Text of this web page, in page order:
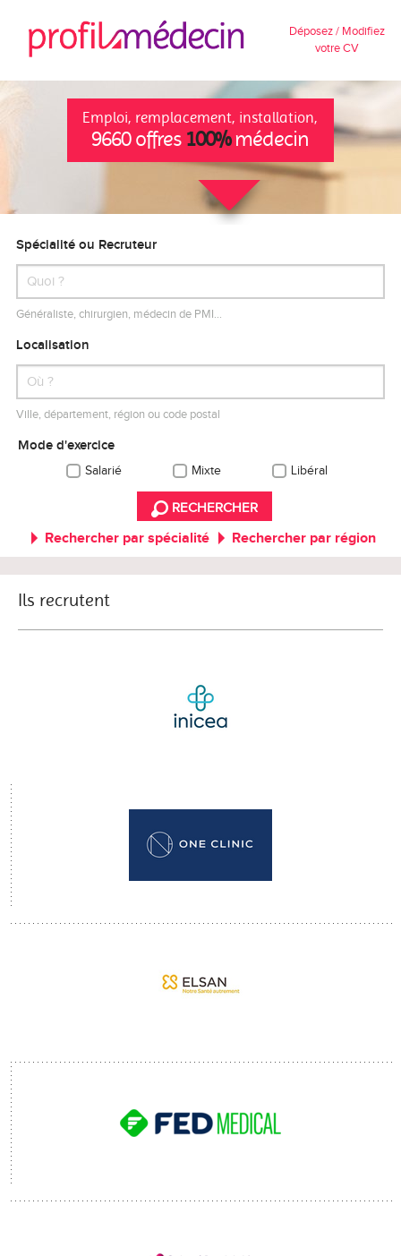
Déposez / Modifiez
votre CV
Emploi, remplacement, installation,
9660 offres 100%médecin
Spécialité ou Recruteur
Généraliste, chirurgien, médecin de PMI…
Localisation
Ville, département, région ou code postal
Mode d'exercice
Salarié Mixte Libéral
RECHERCHER
Rechercher par spécialité Rechercher par région
Ils recrutent